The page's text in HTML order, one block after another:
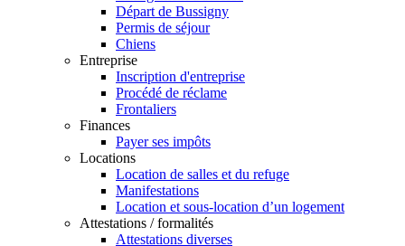
Départ de Bussigny
Permis de séjour
Chiens
Entreprise
Inscription d'entreprise
Procédé de réclame
Frontaliers
Finances
Payer ses impôts
Locations
Location de salles et du refuge
Manifestations
Location et sous-location d’un logement
Attestations / formalités
Attestations diverses